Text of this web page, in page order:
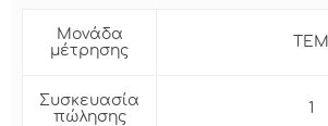
Μονάδα
μέτρησης
ΤΕΜ
Συσκευασία
πώλησης
1